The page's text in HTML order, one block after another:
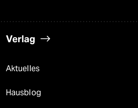
Verlag
Aktuelles
Hausblog